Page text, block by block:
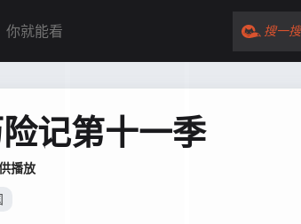
搜一搜
记第十一季
播放